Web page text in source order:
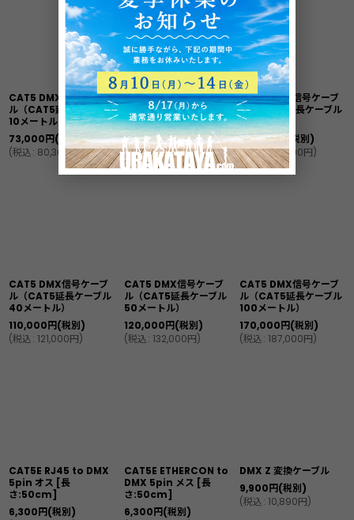
CAT5 DMX信号ケーブ
ル（CAT5延長ケーブル
10メートル）
73,000円(税別)
(税込: 80,300円)
CAT5 DMX信号ケーブ
ル（CAT5延長ケーブル
20メートル）
83,000円(税別)
(税込:91,300円)
CAT5 DMX信号ケーブ
ル（CAT5延長ケーブル
30メートル）
94,000円(税別)
(税込:103,400円)
CAT5 DMX信号ケーブ
ル（CAT5延長ケーブル
40メートル）
110,000円(税別)
(税込: 121,000円)
CAT5 DMX信号ケーブ
ル（CAT5延長ケーブル
50メートル）
120,000円(税別)
(税込: 132,000円)
CAT5 DMX信号ケーブ
ル（CAT5延長ケーブル
100メートル）
170,000円(税別)
(税込: 187,000円)
CAT5E RJ45 to DMX
5pin オス [長
さ:50cm]
6,300円(税別)
CAT5E ETHERCON to
DMX 5pin メス [長
さ:50cm]
6,300円(税別)
DMX Z 変換ケーブル
9,900円(税別)
(税込: 10,890円)